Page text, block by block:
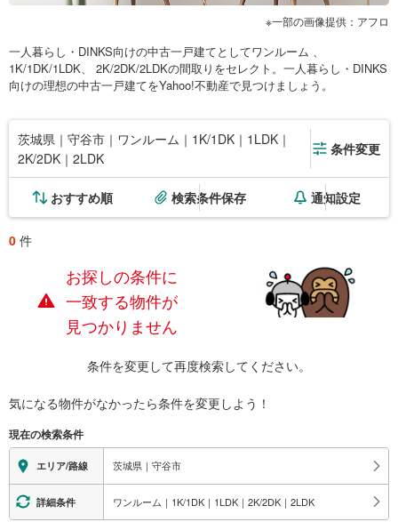
一部の画像提供：アフロ
一人暮らし・DINKS向けの中古一戸建てとしてワンルーム 、
1K/1DK/1LDK、 2K/2DK/2LDKの間取りをセレクト。一人暮らし・DINKS
向けの理想の中古一戸建てをYahoo!不動産で見つけましょう。
茨城県｜守谷市｜ワンルーム｜1K/1DK｜1LDK｜
2K/2DK｜2LDK
条件変更
おすすめ順 検索条件保存 通知設定
0 件
お探しの条件に
一致する物件が
見つかりません
条件を変更して再度検索してください。
気になる物件がなかったら条件を変更しよう！
現在の検索条件
エリア/路線 茨城県｜守谷市
詳細条件 ワンルーム｜1K/1DK｜1LDK｜2K/2DK｜2LDK